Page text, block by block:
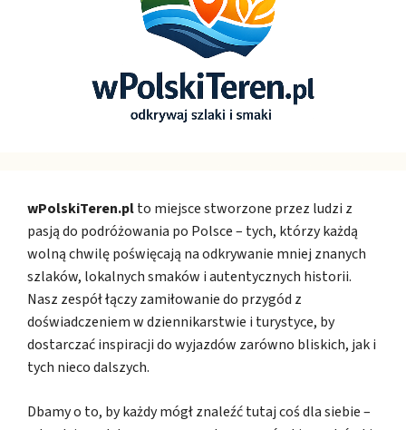
wPolskiTeren.plto miejsce stworzone przez ludzi z
pasją do podróżowania po Polsce – tych, którzy każdą
wolną chwilę poświęcają na odkrywanie mniej znanych
szlaków, lokalnych smaków i autentycznych historii.
Nasz zespół łączy zamiłowanie do przygód z
doświadczeniem w dziennikarstwie i turystyce, by
dostarczać inspiracji do wyjazdów zarówno bliskich, jak i
tych nieco dalszych.
Dbamy o to, by każdy mógł znaleźć tutaj coś dla siebie –